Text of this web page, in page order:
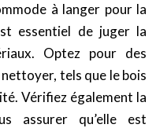
à langer pour la
essentiel de juger la
Optez pour des
tels que le bois
Vérifiez également la
assurer qu’elle est